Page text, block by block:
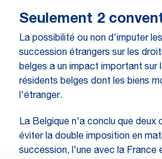
Seulement 2
La possibilité ou non d'imputer
succession étrangers sur les
belges a un impact important sur
résidents belges dont les biens
l'étranger.
La Belgique n'a conclu que deux
éviter la double imposition en
succession, l'une avec la France